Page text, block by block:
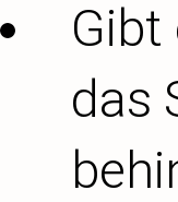
Gibt
das